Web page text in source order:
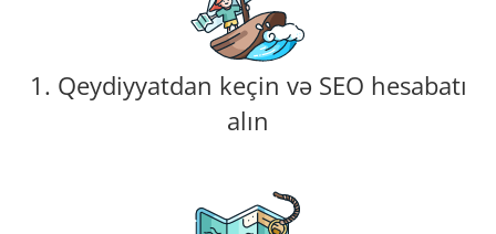
1. Qeydiyyatdan keçin və SEO hesabatı
alın